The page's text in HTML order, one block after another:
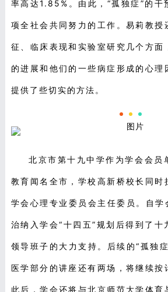
率高达1.85%。由此，“孤独症”的干
项全社会共同努力的工作。易莉教授
征、临床表现和实验室研究几个方面
的进展和他们的一些病症形成的心理
提供了些切实的方法。
北京市第十九中学作为学会会员
教育闻名全市，学校高新桥校长同时
学会心理专业委员会主任委员。自学
治纳入学会“十四五”规划后得到了十
领导班子的大力支持。后续 的“孤独
医学部分的讲座还有两场，将继续按
此后，学会还将与北京师范大学体育